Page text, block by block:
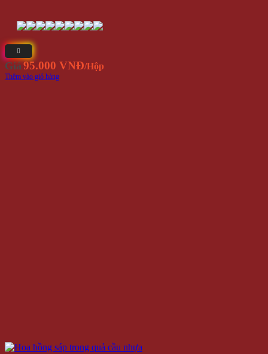
Giá95.000 VNĐ/Hộp
Thêm vào giỏ hàng